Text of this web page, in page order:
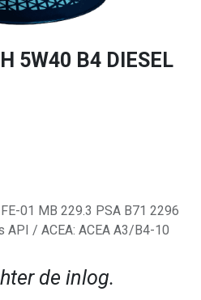
5W40 B4 DIESEL
01 MB 229.3 PSA B71 2296
API / ACEA: ACEA A3/B4-10
de inlog.